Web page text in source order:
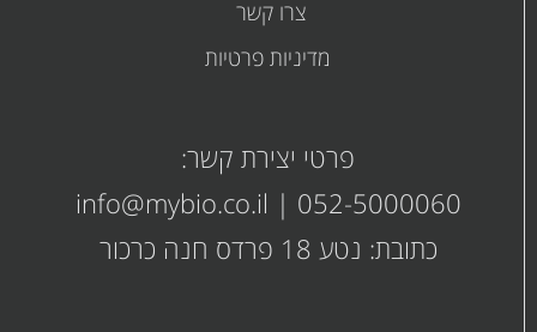
צרו קשר
מדיניות פרטיות
פרטי יצירת קשר:
052-5000060
|
info@mybio.co.il
כתובת: נטע 18 פרדס חנה כרכור